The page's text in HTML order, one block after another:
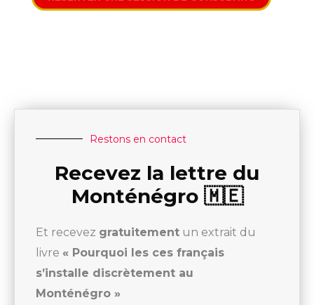
Restons en contact
Recevez la lettre du
Monténégro 🇲🇪
Et recevez gratuitement un extrait du
livre « Pourquoi les ces français
s’installe discrètement au
Monténégro »